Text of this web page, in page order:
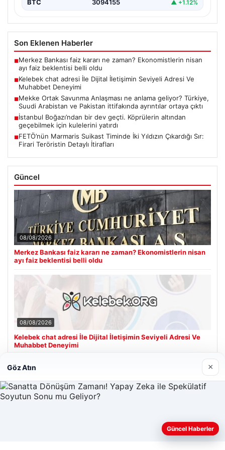
BTC 3094155 ▲ +1.12%
Son Eklenen Haberler
■Merkez Bankası faiz kararı ne zaman? Ekonomistlerin nisan
ayı faiz beklentisi belli oldu
■Kelebek chat adresi İle Dijital İletişimin Seviyeli Adresi Ve
Muhabbet Deneyimi
■Mekke Ortak Savunma Anlaşması ne anlama geliyor? Türkiye,
Suudi Arabistan ve Pakistan ittifakında ayrıntılar ortaya çıktı
■İstanbul Boğazı’ndan bir dev geçti. Köprülerin altından
geçebilmek için kulelerini yatırdı
■FETÖ’nün Marmaris Suikast Timinde İki Yıldızın Çıkardığı Sır:
Firari Teröristin Detaylı İtirafları
Güncel
08/08/2026
Merkez Bankası faiz kararı ne zaman? Ekonomistlerin nisan
ayı faiz beklentisi belli oldu
08/08/2026
Kelebek chat adresi İle Dijital İletişimin Seviyeli Adresi Ve
Muhabbet Deneyimi
Son Eklenen Firmalar
Web sitemizi nasıl kullandığınızı daha iyi anlayabilmek,
Göz Atın ×
Güncel Haberler